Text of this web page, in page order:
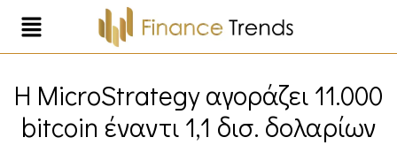
Η MicroStrategy αγοράζει 11.000
bitcoin έναντι 1,1 δισ. δολαρίων